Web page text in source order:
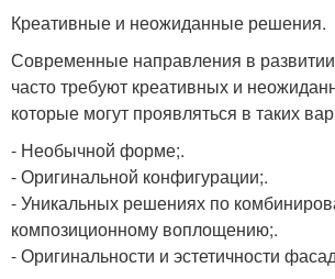
Креативные и неожиданные решения.
Современные направления в
часто требуют креативных и
которые могут проявляться в таких
- Необычной форме;.
- Оригинальной конфигурации;.
- Уникальных решениях по
композиционному воплощению;.
- Оригинальности и эстетичности